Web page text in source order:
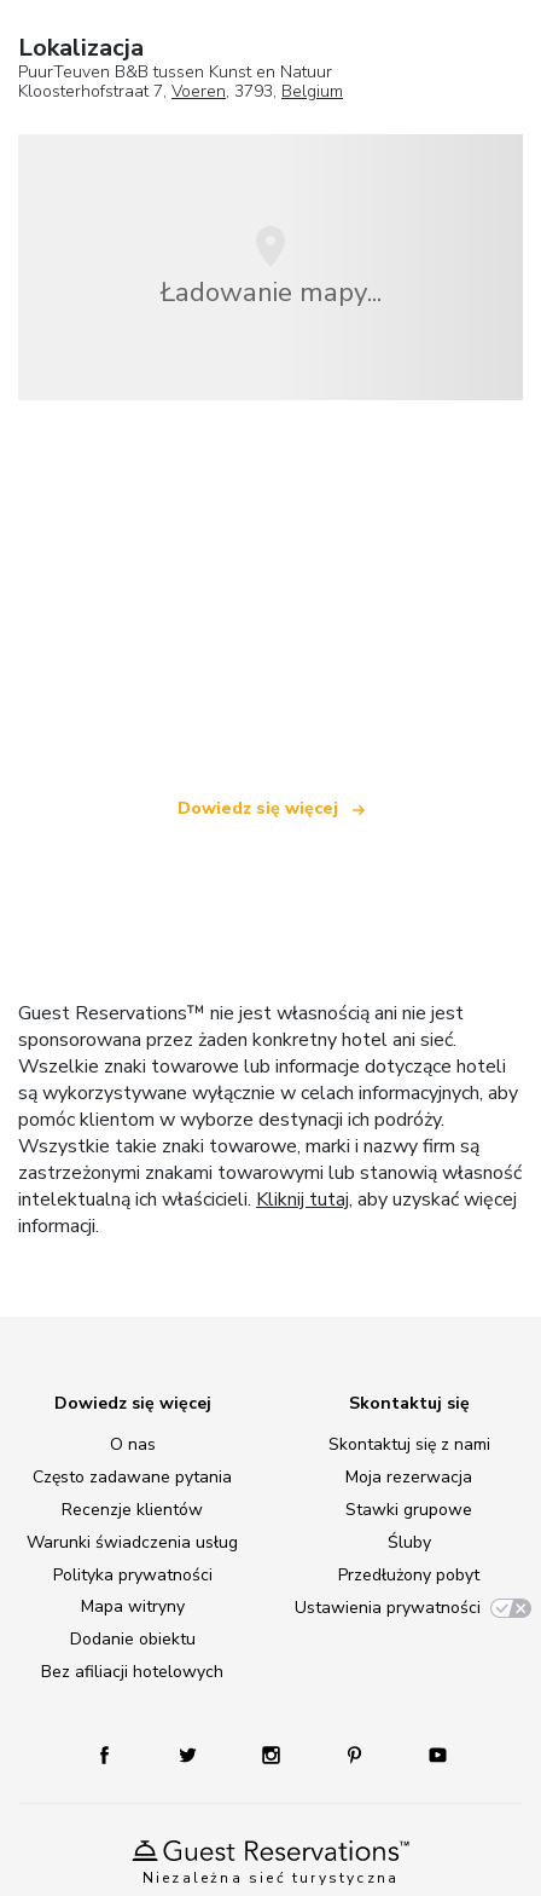
Lokalizacja
PuurTeuven B&B tussen Kunst en Natuur
Kloosterhofstraat 7, Voeren, 3793, Belgium
Ładowanie mapy...
Dowiedz się więcej
Guest Reservations™ nie jest własnością ani nie jest
sponsorowana przez żaden konkretny hotel ani sieć.
Wszelkie znaki towarowe lub informacje dotyczące hoteli
są wykorzystywane wyłącznie w celach informacyjnych, aby
pomóc klientom w wyborze destynacji ich podróży.
Wszystkie takie znaki towarowe, marki i nazwy firm są
zastrzeżonymi znakami towarowymi lub stanowią własność
intelektualną ich właścicieli. Kliknij tutaj, aby uzyskać więcej
informacji.
Niezależna sieć turystyczna
Dowiedz się więcej
O nas
Często zadawane pytania
Recenzje klientów
Warunki świadczenia usług
Polityka prywatności
Mapa witryny
Dodanie obiektu
Bez afiliacji hotelowych
Skontaktuj się
Skontaktuj się z nami
Moja rezerwacja
Stawki grupowe
Śluby
Przedłużony pobyt
Ustawienia prywatności